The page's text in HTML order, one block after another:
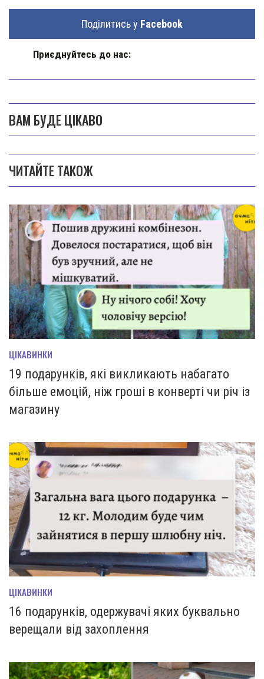
Поділитись у Facebook
Приєднуйтесь до нас:
ВАМ БУДЕ ЦІКАВО
ЧИТАЙТЕ ТАКОЖ
ЦІКАВИНКИ
19 подарунків, які викликають набагато
більше емоцій, ніж гроші в конверті чи річ із
магазину
ЦІКАВИНКИ
16 подарунків, одержувачі яких буквально
верещали від захоплення